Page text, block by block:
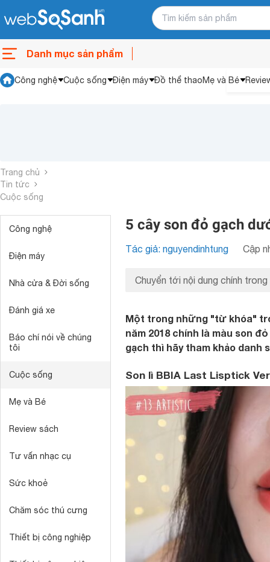
Danh mục sản phẩm
Công nghệ Cuộc sống Điện máy Đồ thể thaoMẹ và Bé
Trang chủ
Tin tức
Cuộc sống
Công nghệ
Điện máy
Nhà cửa & Đời sống
Đánh giá xe
Báo chí nói về chúng
tôi
Cuộc sống
Mẹ và Bé
Review sách
Tư vấn nhạc cụ
Sức khoẻ
Chăm sóc thú cưng
Thiết bị công nghiệp
5 cây son đỏ gạch
Tác giả: nguyendinhtung Cập
Chuyển tới nội dung chính
Một trong những "từ khóa"
năm 2018 chính là màu son
gạch thì hãy tham khảo danh
Son lì BBIA Last Lisptick